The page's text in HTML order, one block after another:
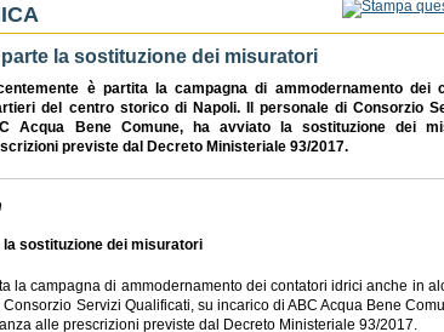
la sostituzione dei misuratori
è partita la campagna di ammodernamento dei
del centro storico di Napoli. Il personale di Consorzio
Acqua Bene Comune, ha avviato la sostituzione dei
previste dal Decreto Ministeriale 93/2017.
la sostituzione dei misuratori
la campagna di ammodernamento dei contatori idrici anche in
Servizi Qualificati, su incarico di ABC Acqua Bene
alle prescrizioni previste dal Decreto Ministeriale 93/2017.